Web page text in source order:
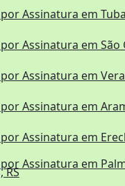
Assinatura em
Assinatura em São
Assinatura em
Assinatura em
Assinatura em
Assinatura em
RS